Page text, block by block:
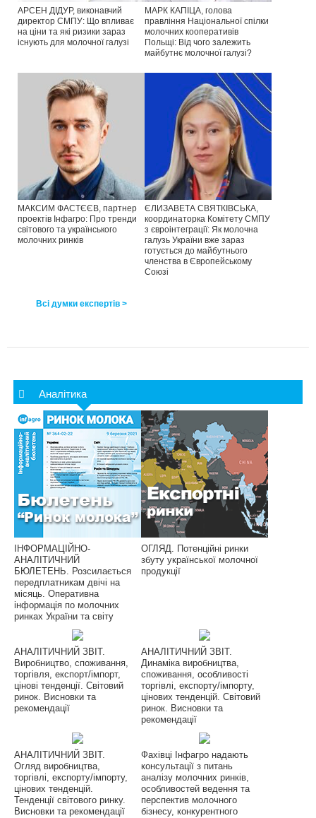
АРСЕН ДІДУР, виконавчий
директор СМПУ: Що впливає
на ціни та які ризики зараз
існують для молочної галузі
МАРК КАПІЦА, голова
правління Національної спілки
молочних кооперативів
Польщі: Від чого залежить
майбутнє молочної галузі?
МАКСИМ ФАСТЄЄВ, партнер
проектів Інфагро: Про тренди
світового та українського
молочних ринків
ЄЛИЗАВЕТА СВЯТКІВСЬКА,
координаторка Комітету СМПУ
з євроінтеграції: Як молочна
галузь України вже зараз
готується до майбутнього
членства в Європейському
Союзі
Всі думки експертів >
Аналітика
ІНФОРМАЦІЙНО-
АНАЛІТИЧНИЙ
БЮЛЕТЕНЬ. Розсилається
передплатникам двічі на
місяць. Оперативна
інформація по молочних
ринках України та світу
ОГЛЯД. Потенційні ринки
збуту української молочної
продукції
АНАЛІТИЧНИЙ ЗВІТ.
Виробництво, споживання,
торгівля, експорт/імпорт,
цінові тенденції. Світовий
ринок. Висновки та
рекомендації
АНАЛІТИЧНИЙ ЗВІТ.
Динаміка виробництва,
споживання, особливості
торгівлі, експорту/імпорту,
цінових тенденцій. Світовий
ринок. Висновки та
рекомендації
АНАЛІТИЧНИЙ ЗВІТ.
Огляд виробництва,
торгівлі, експорту/імпорту,
цінових тенденцій.
Тенденції світового ринку.
Висновки та рекомендації
Фахівці Інфагро надають
консультації з питань
аналізу молочних ринків,
особливостей ведення та
перспектив молочного
бізнесу, конкурентного